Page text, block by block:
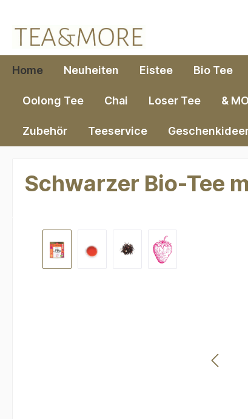
Home Neuheiten Eistee Bio Tee
Oolong Tee Chai Loser Tee &
Zubehör Teeservice
Schwarzer Bio-Tee